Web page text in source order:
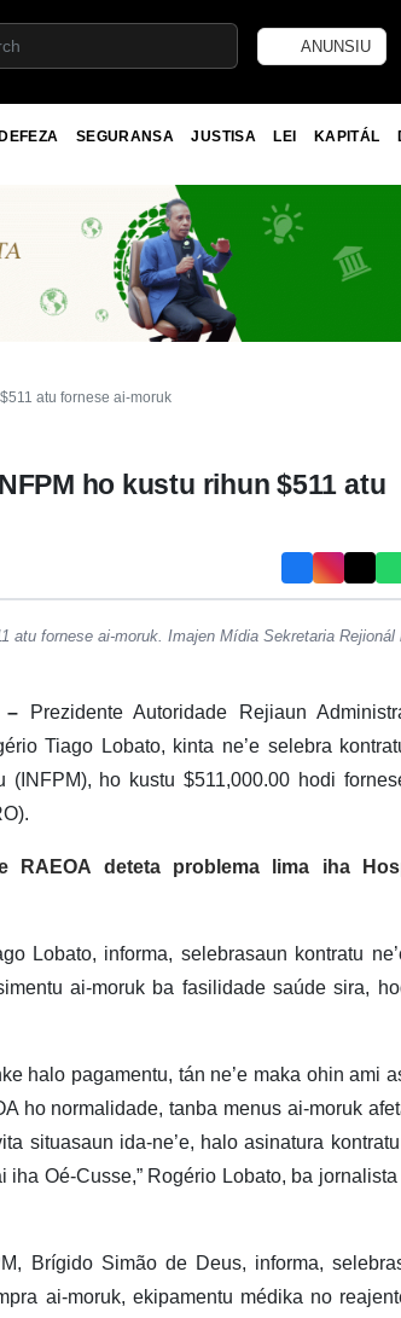
ANUNSIU
SEGURANSA JUSTISA LEI KAPITÁL
atu fornese ai-moruk
ho kustu rihun $511 atu
atu fornese ai-moruk. Imajen Mídia Sekretaria Rejionál
– Prezidente Autoridade Rejiaun
Tiago Lobato, kinta ne’e selebra
(INFPM), ho kustu $511,000.00 hodi
RAEOA deteta problema lima iha
Lobato, informa, selebrasaun kontratu
ai-moruk ba fasilidade saúde sira,
halo pagamentu, tán ne’e maka ohin ami
ho normalidade, tanba menus ai-moruk
situasaun ida-ne’e, halo asinatura
iha Oé-Cusse,” Rogério Lobato, ba jornalista
Brígido Simão de Deus, informa,
ai-moruk, ekipamentu médika no